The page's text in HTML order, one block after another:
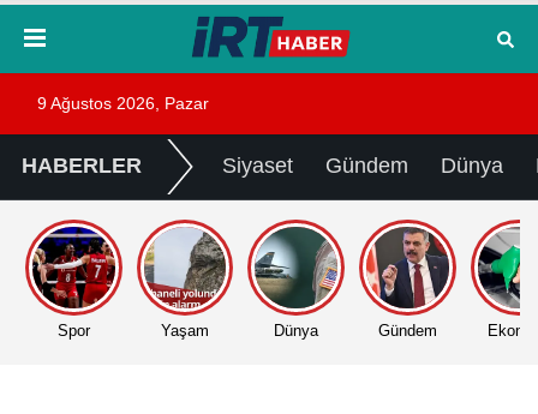
9 Ağustos 2026, Pazar
HABERLER Siyaset Gündem Dünya
Spor Yaşam Dünya Gündem